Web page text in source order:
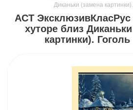
Диканьки (замена
АСТ ЭксклюзивКласРус
хуторе близ
картинки).